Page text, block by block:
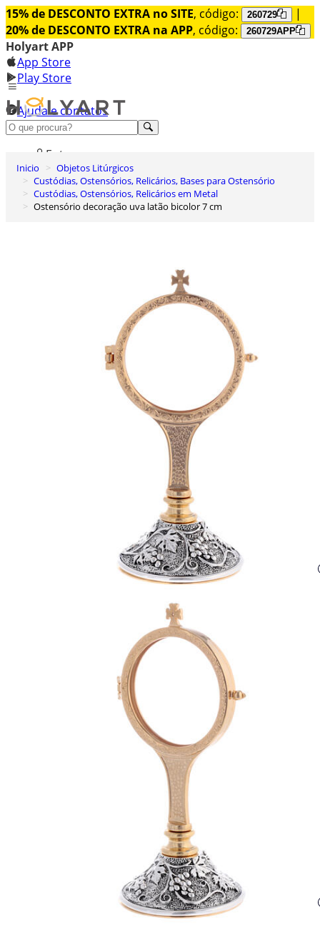
15% de DESCONTO EXTRA no SITE, código: 260729
|
20% de DESCONTO EXTRA na APP, código: 260729APP
Holyart APP
App Store
Play Store
Ajuda e contatos
Conheça premium
Entrar
Lista de Desejos
0
Carrinho de Compras
Inicio
Objetos Litúrgicos
Custódias, Ostensórios, Relicários, Bases para Ostensório
Custódias, Ostensórios, Relicários em Metal
Ostensório decoração uva latão bicolor 7 cm